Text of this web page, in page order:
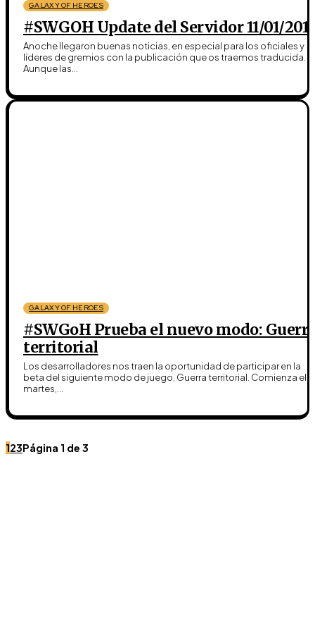
GALAXY OF HEROES
#SWGOH Update del Servidor 11/01/
Anoche llegaron buenas noticias, en especial para los oficiales y
líderes de gremios con la publicación que os traemos traducida.
Aunque las...
GALAXY OF HEROES
#SWGoH Prueba el nuevo modo:
territorial
Los desarrolladores nos traen la oportunidad de participar en la
beta del siguiente modo de juego, Guerra territorial. Comienza el
martes,...
123Página 1 de 3